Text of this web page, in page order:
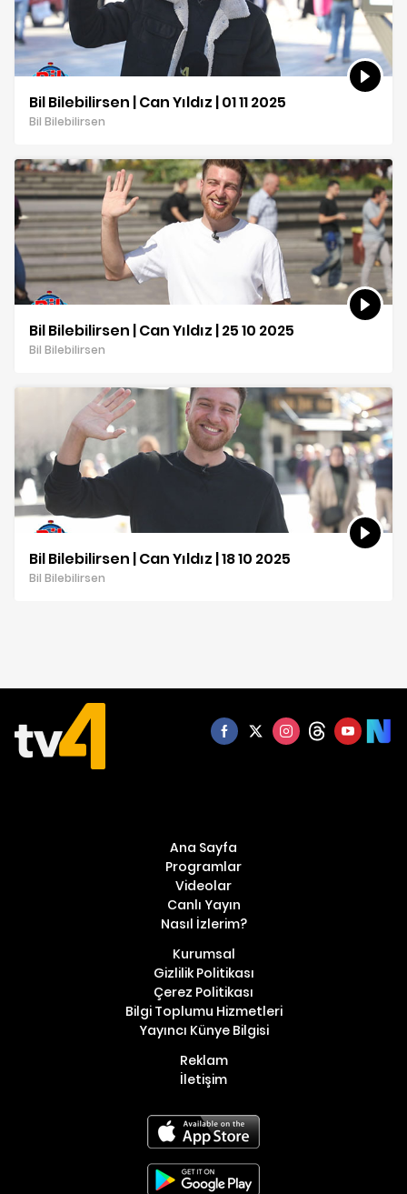
Bil Bilebilirsen | Can Yıldız | 01 11 2025
Bil Bilebilirsen
Bil Bilebilirsen | Can Yıldız | 25 10 2025
Bil Bilebilirsen
Bil Bilebilirsen | Can Yıldız | 18 10 2025
Bil Bilebilirsen
Ana Sayfa
Programlar
Videolar
Canlı Yayın
Nasıl İzlerim?
Kurumsal
Gizlilik Politikası
Çerez Politikası
Bilgi Toplumu Hizmetleri
Yayıncı Künye Bilgisi
Reklam
İletişim